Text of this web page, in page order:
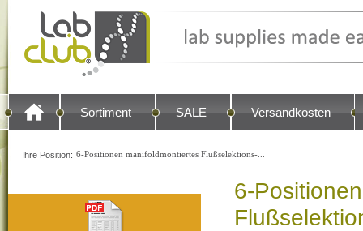
Sortiment SALE Versandkosten
Ihre Position: 6-Positionen manifoldmontiertes Flußselektions-...
6-